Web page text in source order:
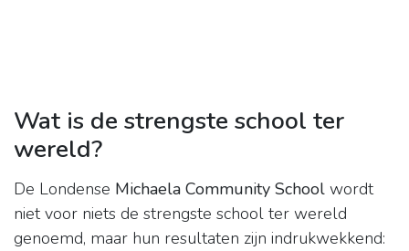
Wat is de strengste school ter
wereld?
De Londense Michaela Community School wordt
niet voor niets de strengste school ter wereld
genoemd, maar hun resultaten zijn indrukwekkend: